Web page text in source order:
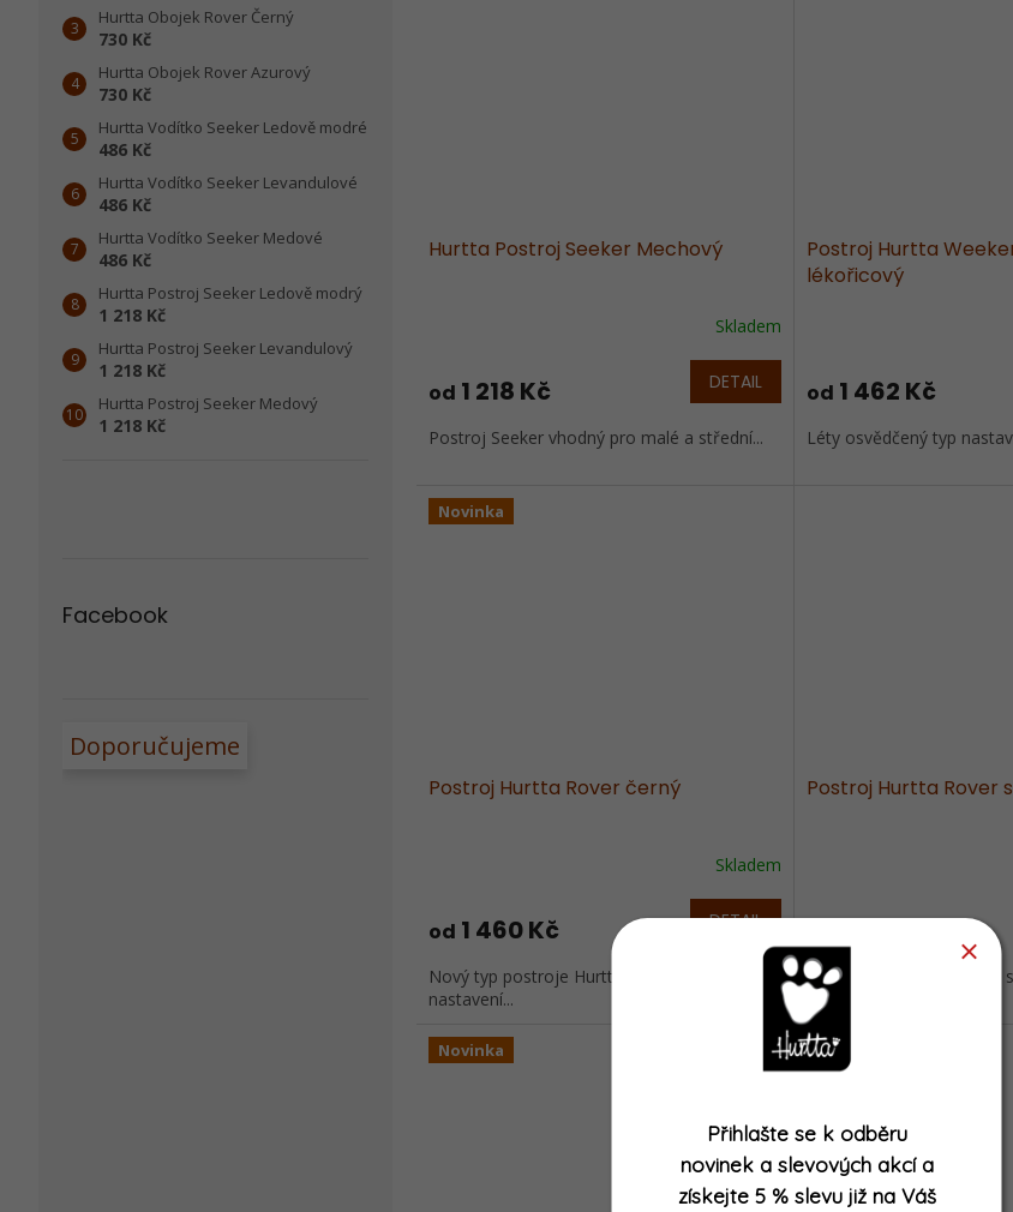
Hurtta Obojek Rover Černý
730 Kč
Hurtta Obojek Rover Azurový
730 Kč
Hurtta Vodítko Seeker Ledově modré
486 Kč
Hurtta Vodítko Seeker Levandulové
486 Kč
Hurtta Vodítko Seeker Medové
486 Kč
Hurtta Postroj Seeker Ledově modrý
1 218 Kč
Hurtta Postroj Seeker Levandulový
1 218 Kč
Hurtta Postroj Seeker Medový
1 218 Kč
Facebook
Doporučujeme
Hurtta Postroj Seeker Mechový
Skladem
od 1 218 Kč DETAIL
Postroj Seeker vhodný pro malé a střední...
Postroj Hurtta
lékořicový
od 1 462 Kč
Léty osvědčený typ
Novinka
Postroj Hurtta Rover černý
Skladem
od 1 460 Kč DETAIL
Nový typ postroje Hurtta s možností
nastavení...
Postroj Hurtta Rover
Nový typ postroje Hurtta
nastavení...
Novinka Novinka
Přihlašte se k odběru
novinek a slevových akcí a
získejte 5 % slevu již na Váš